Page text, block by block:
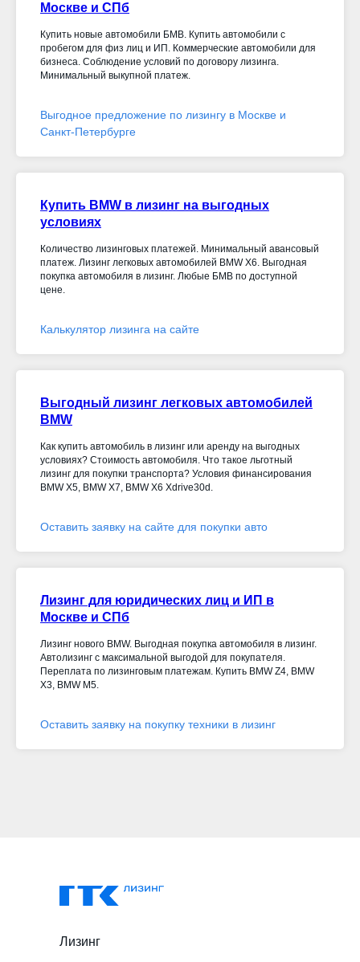
Москве и СПб
Купить новые автомобили БМВ. Купить автомобили с
пробегом для физ лиц и ИП. Коммерческие автомобили для
бизнеса. Соблюдение условий по договору лизинга.
Минимальный выкупной платеж.
Выгодное предложение по лизингу в Москве и
Санкт-Петербурге
Купить BMW в лизинг на выгодных
условиях
Количество лизинговых платежей. Минимальный авансовый
платеж. Лизинг легковых автомобилей BMW X6. Выгодная
покупка автомобиля в лизинг. Любые БМВ по доступной
цене.
Калькулятор лизинга на сайте
Выгодный лизинг легковых автомобилей
BMW
Как купить автомобиль в лизинг или аренду на выгодных
условиях? Стоимость автомобиля. Что такое льготный
лизинг для покупки транспорта? Условия финансирования
BMW X5, BMW X7, BMW X6 Xdrive30d
Оставить заявку на сайте для покупки авто
Лизинг для юридических лиц и ИП в
Москве и СПб
Лизинг нового BMW. Выгодная покупка автомобиля в лизинг.
Автолизинг с максимальной выгодой для покупателя.
Переплата по лизинговым платежам. Купить BMW Z4, BMW
X3, BMW M5.
Оставить заявку на покупку техники в лизинг
Лизинг